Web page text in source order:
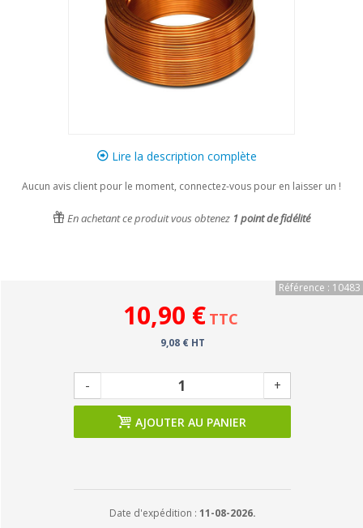
Lire la description complète
Aucun avis client pour le moment, connectez-vous pour en laisser un !
En achetant ce produit vous obtenez 1 point de fidélité
Référence : 10483
10,90 € TTC
9,08 € HT
- +
AJOUTER AU PANIER
Date d'expédition : 11-08-2026.